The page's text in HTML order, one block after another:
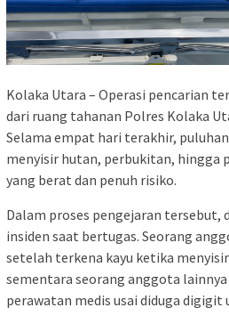
Kolaka Utara – Operasi pencarian
dari ruang tahanan Polres Kolaka
Selama empat hari terakhir,
menyisir hutan, perbukitan, hingga
yang berat dan penuh risiko.
Dalam proses pengejaran tersebut,
insiden saat bertugas. Seorang
setelah terkena kayu ketika
sementara seorang anggota
perawatan medis usai diduga digigit